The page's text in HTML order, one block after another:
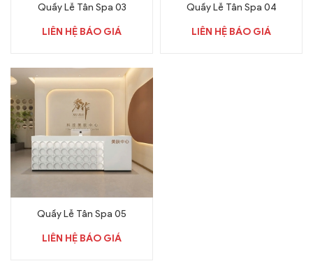
Quầy Lễ Tân Spa 03
LIÊN HỆ BÁO GIÁ
Quầy Lễ Tân Spa 04
LIÊN HỆ BÁO GIÁ
Quầy Lễ Tân Spa 05
LIÊN HỆ BÁO GIÁ